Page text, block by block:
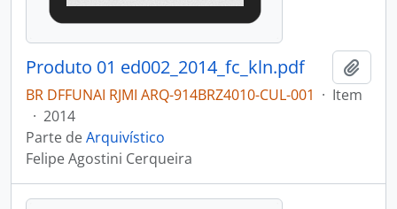
Produto 01 ed002_2014_fc_kln.pdf
BR DFFUNAI RJMI ARQ-914BRZ4010-CUL-001 · Item
· 2014
Parte deArquivístico
Felipe Agostini Cerqueira